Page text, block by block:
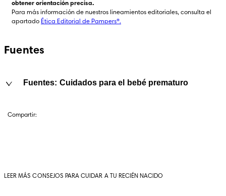
obtener orientación precisa.
Para más información de nuestros lineamientos editoriales, consulta el
apartado Ética Editorial de Pampers®.
Fuentes
Fuentes: Cuidados para el bebé prematuro
Compartir:
LEER MÁS CONSEJOS PARA CUIDAR A TU RECIÉN NACIDO